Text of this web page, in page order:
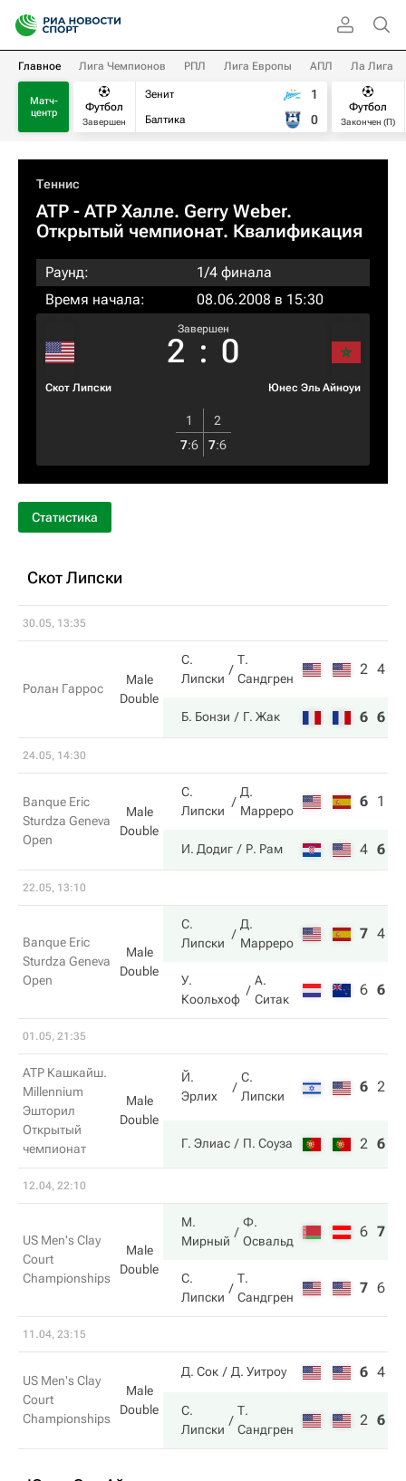
Главное Лига Чемпионов РПЛ Лига Европы АПЛ Ла Лига
Матч-
центр
Футбол
Завершен
Зенит
Балтика
1
0
Футбол
Закончен (П)
Теннис
ATP - ATP Халле. Gerry Weber.
Открытый чемпионат. Квалификация
Раунд:
1/4 финала
Время начала:
08.06.2008 в 15:30
Скот Липски
Завершен
2 : 0
Юнес Эль Айноуи
1
2
7:6 7:6
Статистика
Скот Липски
30.05, 13:35
Ролан Гаррос
Male
Double
С.
Липски
Т.
Сандгрен
2 4
Б. Бонзи Г. Жак 6 6
24.05, 14:30
Banque Eric
Sturdza Geneva
Open
Male
Double
С.
Липски
Д.
Марреро
6 1
И. Додиг Р. Рам 4 6
22.05, 13:10
Banque Eric
Sturdza Geneva
Open
Male
Double
С.
Липски
Д.
Марреро
7 4
У.
Коольхоф
А.
Ситак
6 6
01.05, 21:35
ATP Кашкайш.
Millennium
Эшторил
Открытый
чемпионат
Male
Double
Й.
Эрлих
С.
Липски
6 2
Г. Элиас П. Соуза 2 6
12.04, 22:10
US Men's Clay
Court
Championships
Male
Double
М.
Мирный
Ф.
Освальд
6 7
С.
Липски
Т.
Сандгрен
7 6
11.04, 23:15
US Men's Clay
Court
Championships
Male
Double
Д. Сок Д. Уитроу 6 4
С.
Липски
Т.
Сандгрен
2 6